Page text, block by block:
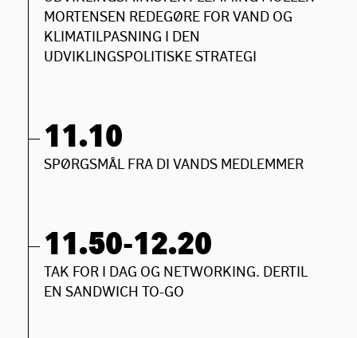
MORTENSEN REDEGØRE FOR VAND OG
KLIMATILPASNING I DEN
UDVIKLINGSPOLITISKE STRATEGI
11.10
SPØRGSMÅL FRA DI VANDS MEDLEMMER
11.50-12.20
TAK FOR I DAG OG NETWORKING. DERTIL
EN SANDWICH TO-GO